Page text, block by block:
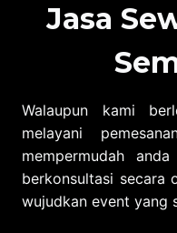
Jasa
Walaupun kami
melayani
mempermudah
berkonsultasi secara
wujudkan event yang